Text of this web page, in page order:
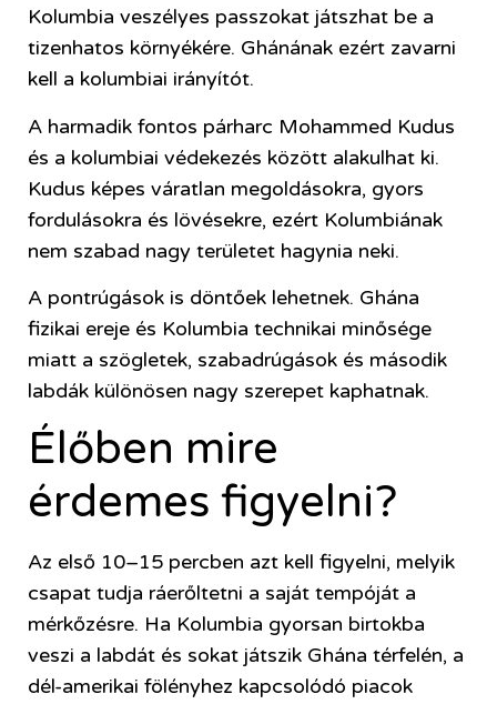
Kolumbia veszélyes passzokat játszhat be a
tizenhatos környékére. Ghánának ezért zavarni
kell a kolumbiai irányítót.
A harmadik fontos párharc Mohammed Kudus
és a kolumbiai védekezés között alakulhat ki.
Kudus képes váratlan megoldásokra, gyors
fordulásokra és lövésekre, ezért Kolumbiának
nem szabad nagy területet hagynia neki.
A pontrúgások is döntőek lehetnek. Ghána
fizikai ereje és Kolumbia technikai minősége
miatt a szögletek, szabadrúgások és második
labdák különösen nagy szerepet kaphatnak.
Élőben mire
érdemes figyelni?
Az első 10–15 percben azt kell figyelni, melyik
csapat tudja ráerőltetni a saját tempóját a
mérkőzésre. Ha Kolumbia gyorsan birtokba
veszi a labdát és sokat játszik Ghána térfelén, a
dél-amerikai fölényhez kapcsolódó piacok